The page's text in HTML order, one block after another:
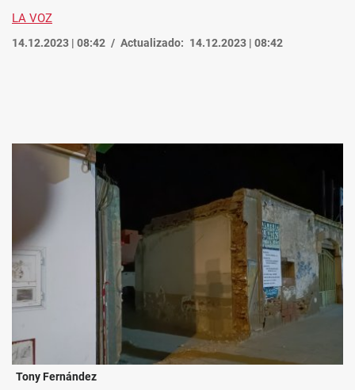
LA VOZ
14.12.2023 | 08:42 Actualizado: 14.12.2023 | 08:42
Tony Fernández